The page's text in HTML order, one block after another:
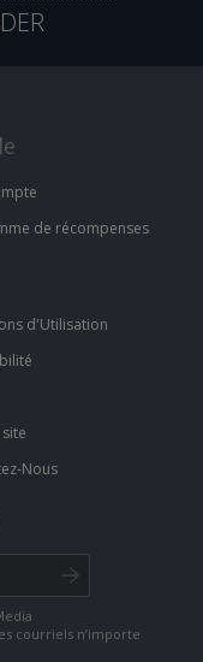
courriels n’importe
de récompenses
d'Utilisation
Nous